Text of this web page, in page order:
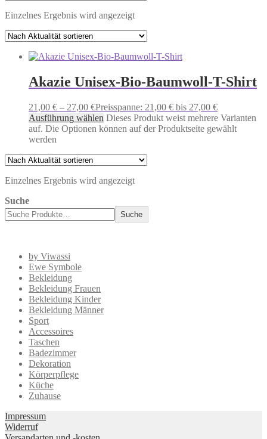
Einzelnes Ergebnis wird angezeigt
Akazie Unisex-Bio-Baumwoll-T-Shirt
21,00 € – 27,00 €Preisspanne: 21,00 € bis 27,00 €
Ausführung wählen Dieses Produkt weist mehrere Varianten
auf. Die Optionen können auf der Produktseite gewählt
werden
Einzelnes Ergebnis wird angezeigt
Suche
Suche
by Viwassi
Ewe Symbole
Bekleidung
Bekleidung Frauen
Bekleidung Kinder
Bekleidung Männer
Sport
Accessoires
Taschen
Badezimmer
Dekoration
Körperpflege
Küche
Zuhause
Impressum
Widerruf